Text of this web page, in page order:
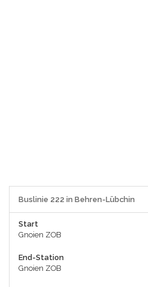
Buslinie 222 in Behren-Lübchin
Start
Gnoien ZOB
End-Station
Gnoien ZOB